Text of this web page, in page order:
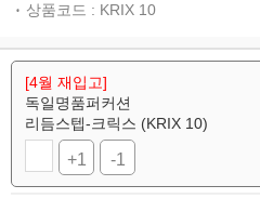
상품코드 : KRIX 10
[4월 재입고]
독일명품퍼커션
리듬스텝-크릭스 (KRIX 10)
+1 -1